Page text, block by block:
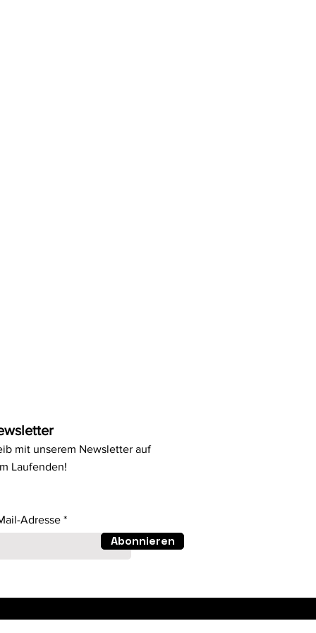
mit unserem Newsletter auf
Laufenden!
Adresse
Abonnieren